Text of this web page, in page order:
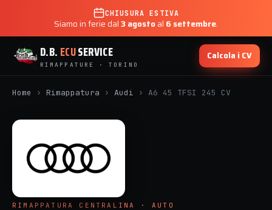
CHIUSURA ESTIVA
Siamo in ferie dal3 agostoal 6 settembre.
D.B. ECUSERVICE
RIMAPPATURE · TORINO
Calcola i CV
Home › Rimappatura › Audi › A6 45 TFSI 245 CV
RIMAPPATURA CENTRALINA · AUTO